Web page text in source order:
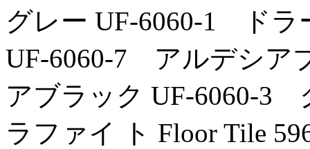
グレー UF‑6060‑1 ド
UF‑6060‑7 アルデシア
アブラック UF‑6060‑3
ラファイ ト Floor Tile